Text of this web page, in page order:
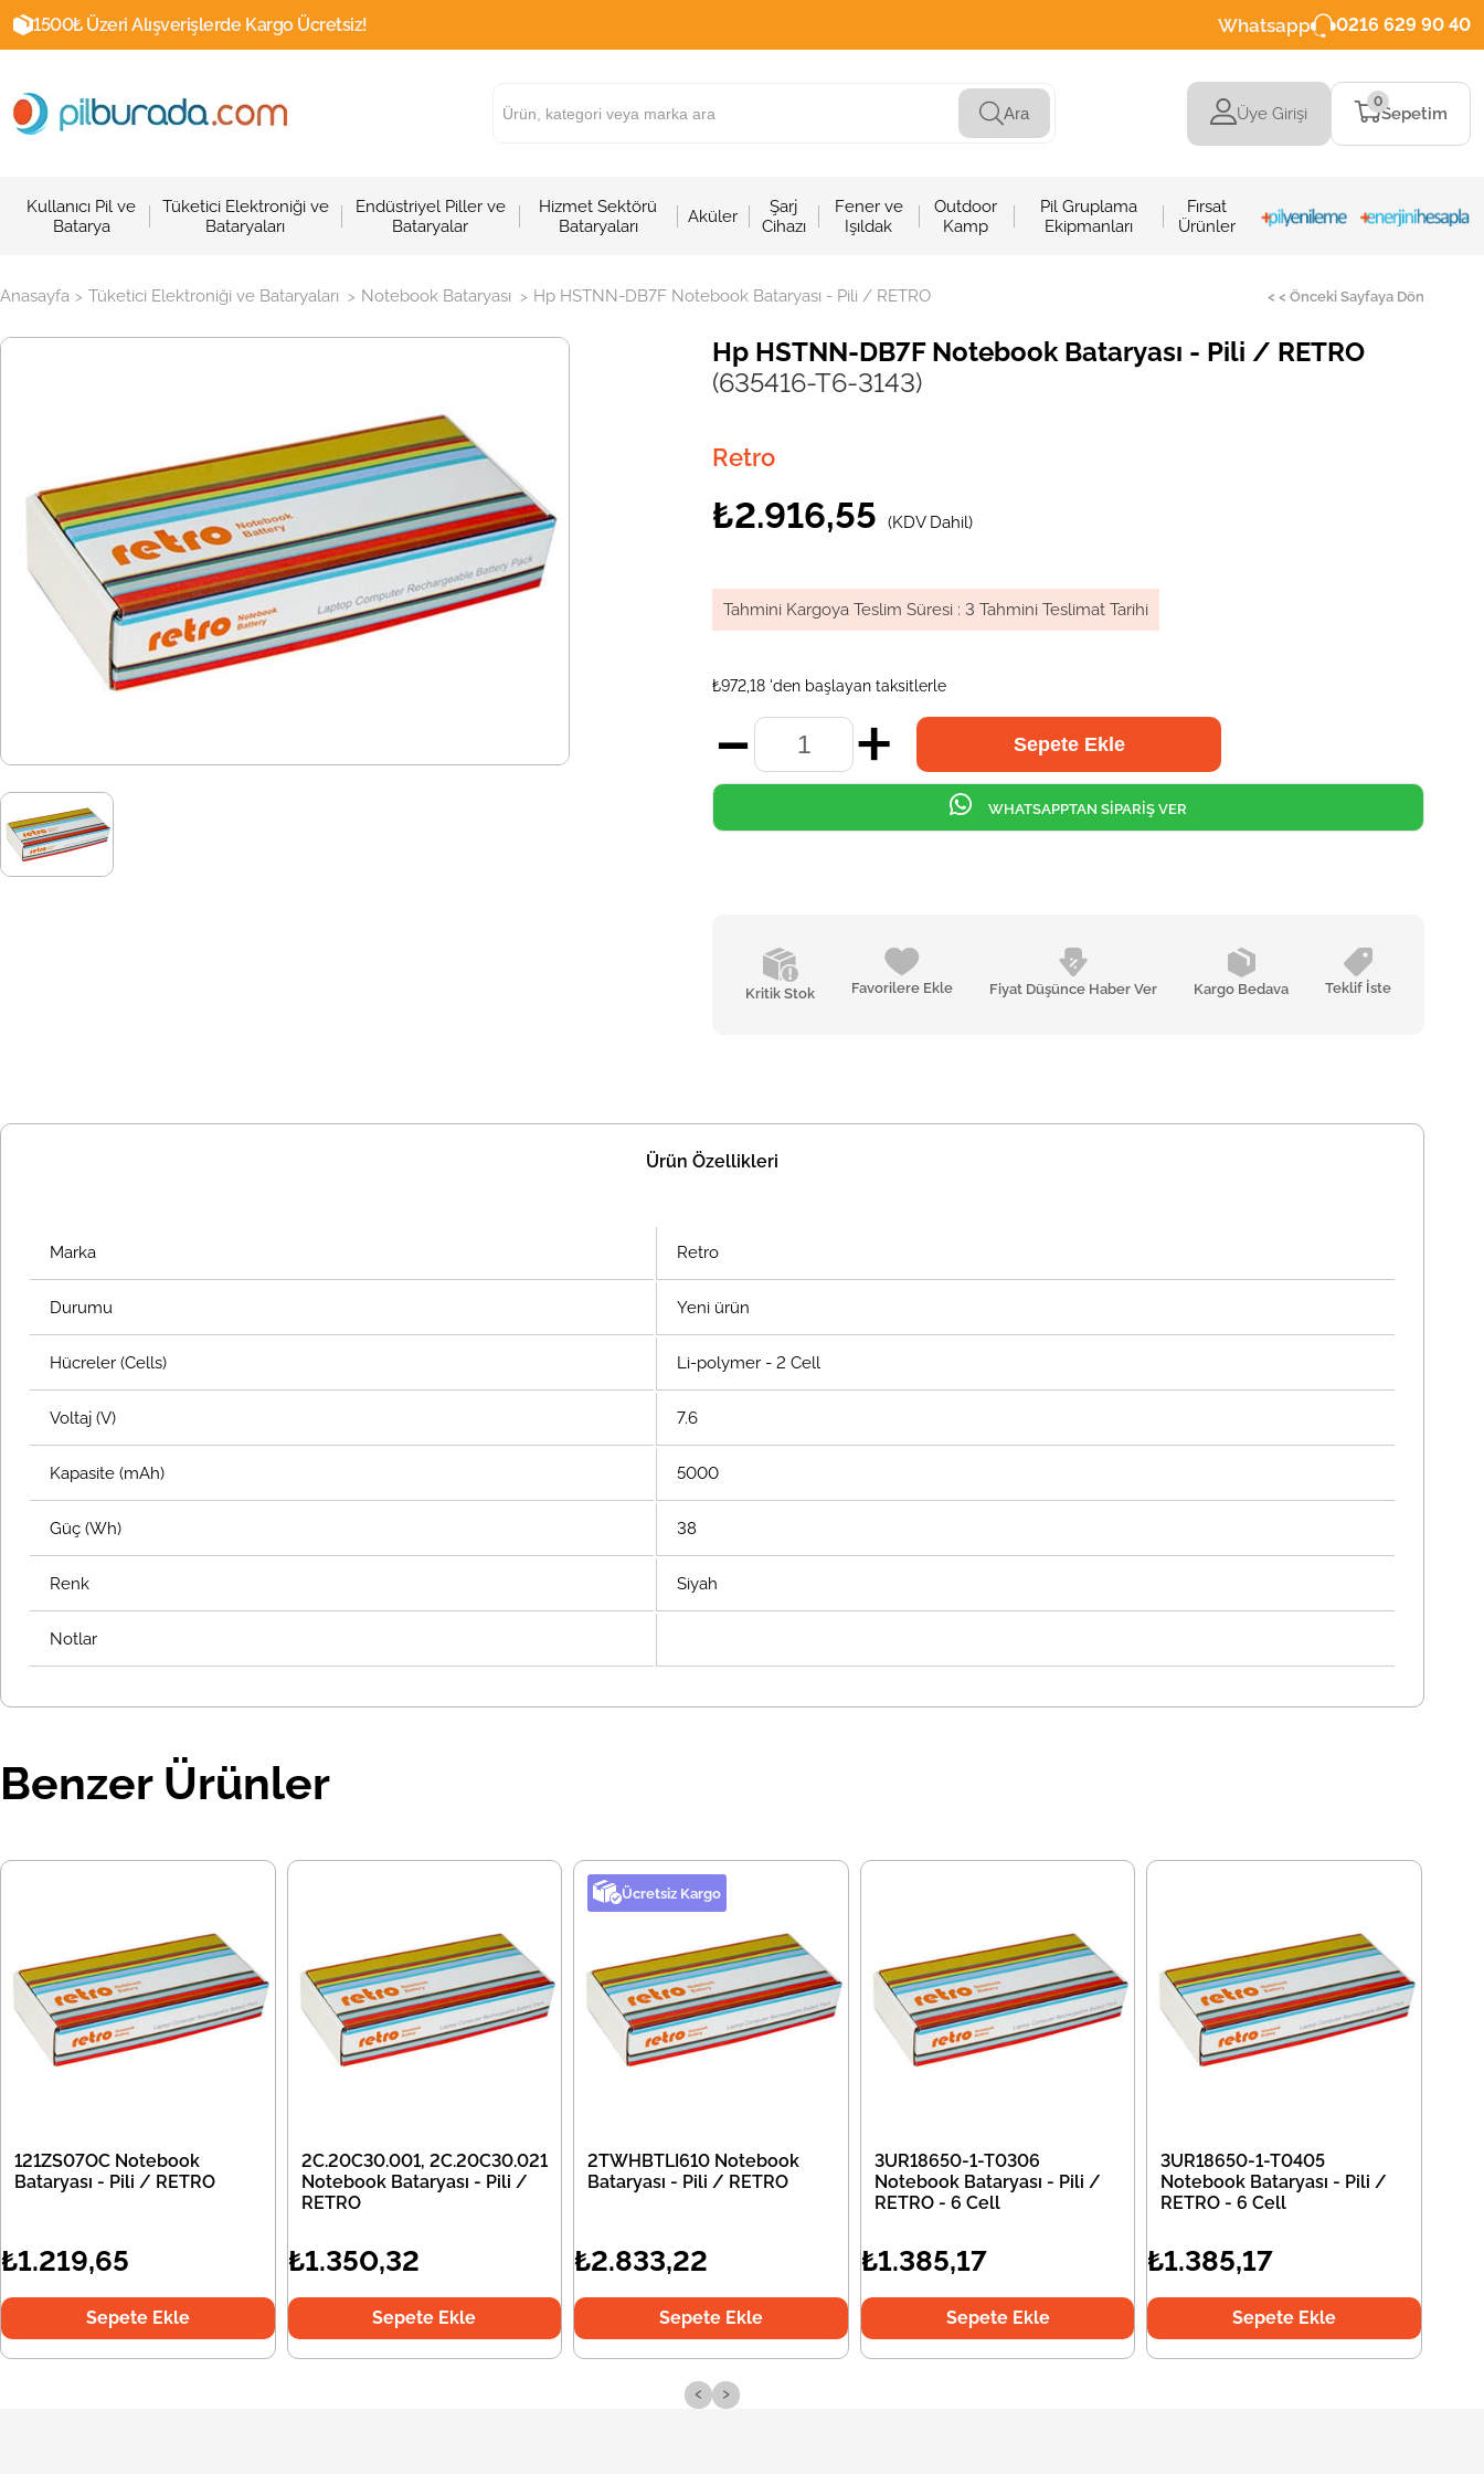
1500₺ Üzeri Alışverişlerde Kargo Ücretsiz! Whatsapp 0216 629 90 40
Ara Üye Girişi Sepetim
0
Kullanıcı Pil ve
Batarya
Tüketici Elektroniği ve
Bataryaları
Endüstriyel Piller ve
Bataryalar
Hizmet Sektörü
Bataryaları
Aküler
Şarj
Cihazı
Fener ve
Işıldak
Outdoor
Kamp
Pil Gruplama
Ekipmanları
Fırsat
Ürünler
Anasayfa > Tüketici Elektroniği ve Bataryaları > Notebook Bataryası > Hp HSTNN-DB7F Notebook Bataryası - Pili / RETRO < < Önceki Sayfaya Dön
Hp HSTNN-DB7F Notebook Bataryası - Pili / RETRO
(635416-T6-3143)
Retro
₺2.916,55 (KDV Dahil)
Tahmini Kargoya Teslim Süresi : 3 Tahmini Teslimat Tarihi
₺972,18 'den başlayan taksitlerle
Kritik Stok Favorilere Ekle Fiyat Düşünce Haber Ver Kargo Bedava Teklif İste
WHATSAPPTAN SİPARİŞ VER
Ürün Özellikleri
Marka Retro
Durumu Yeni ürün
Hücreler (Cells) Li-polymer - 2 Cell
Voltaj (V) 7.6
Kapasite (mAh) 5000
Güç (Wh) 38
Renk Siyah
Notlar
Benzer Ürünler
121ZS07OC Notebook
Bataryası - Pili / RETRO
₺1.219,65
Sepete Ekle
2C.20C30.001, 2C.20C30.021
Notebook Bataryası - Pili /
RETRO
₺1.350,32
Sepete Ekle
Ücretsiz Kargo
2TWHBTLI610 Notebook
Bataryası - Pili / RETRO
₺2.833,22
Sepete Ekle
3UR18650-1-T0306
Notebook Bataryası - Pili /
RETRO - 6 Cell
₺1.385,17
Sepete Ekle
3UR18650-1-T0405
Notebook Bataryası - Pili /
RETRO - 6 Cell
₺1.385,17
Sepete Ekle
‹ ›